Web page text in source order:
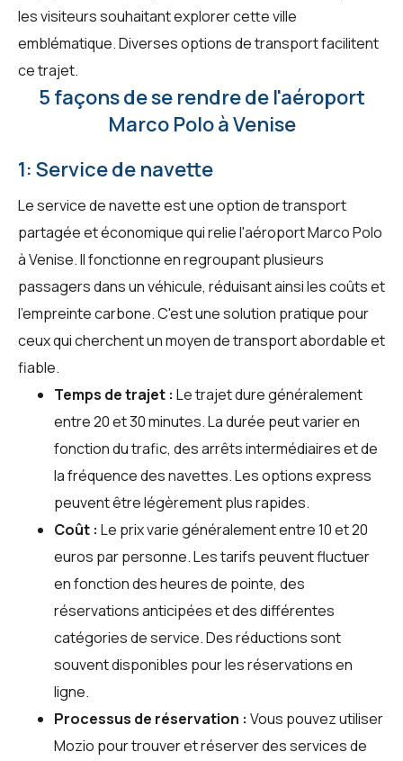
les visiteurs souhaitant explorer cette ville
emblématique. Diverses options de transport facilitent
ce trajet.
5 façons de se rendre de l'aéroport
Marco Polo à Venise
1: Service de navette
Le service de navette est une option de transport
partagée et économique qui relie l'aéroport Marco Polo
à Venise. Il fonctionne en regroupant plusieurs
passagers dans un véhicule, réduisant ainsi les coûts et
l'empreinte carbone. C'est une solution pratique pour
ceux qui cherchent un moyen de transport abordable et
fiable.
Temps de trajet : Le trajet dure généralement
entre 20 et 30 minutes. La durée peut varier en
fonction du trafic, des arrêts intermédiaires et de
la fréquence des navettes. Les options express
peuvent être légèrement plus rapides.
Coût : Le prix varie généralement entre 10 et 20
euros par personne. Les tarifs peuvent fluctuer
en fonction des heures de pointe, des
réservations anticipées et des différentes
catégories de service. Des réductions sont
souvent disponibles pour les réservations en
ligne.
Processus de réservation : Vous pouvez utiliser
Mozio pour trouver et réserver des services de